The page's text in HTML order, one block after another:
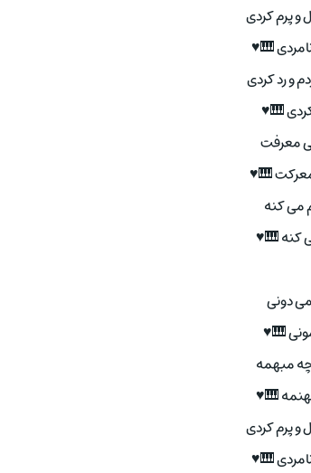
و پرم کردی
🎹♥
و رد کردی
🎹♥
معرفت
🎹♥
می کنه
کنه 🎹♥
دونی
🎹♥
مبهمه
🎹♥
و پرم کردی
🎹♥